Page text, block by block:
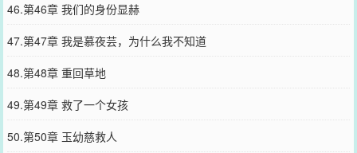
46.第46章 我们的身份显赫
47.第47章 我是慕夜芸，为什么我不知道
48.第48章 重回草地
49.第49章 救了一个女孩
50.第50章 玉幼慈救人